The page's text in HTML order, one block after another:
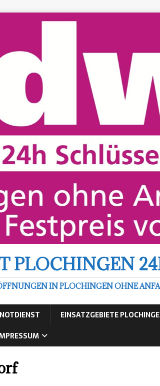
PLOCHINGEN
IN PLOCHINGEN OHNE
EINSATZGEBIETE